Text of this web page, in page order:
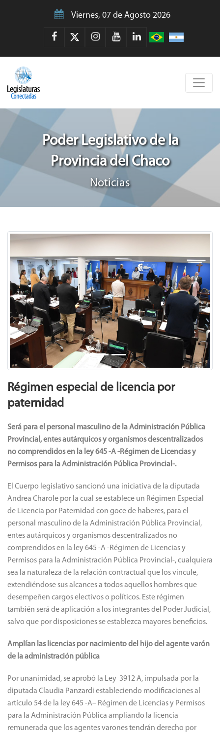
Viernes, 07 de Agosto 2026
Poder Legislativo de la
Provincia del Chaco
Noticias
Previous Next
Régimen especial de licencia por
paternidad
Será para el personal masculino de la Administración Pública
Provincial, entes autárquicos y organismos descentralizados
no comprendidos en la ley 645 -A -Régimen de Licencias y
Permisos para la Administración Pública Provincial-.
El Cuerpo legislativo sancionó una iniciativa de la diputada
Andrea Charole por la cual se establece un Régimen Especial
de Licencia por Paternidad con goce de haberes, para el
personal masculino de la Administración Pública Provincial,
entes autárquicos y organismos descentralizados no
comprendidos en la ley 645 -A -Régimen de Licencias y
Permisos para la Administración Pública Provincial-, cualquiera
sea la naturaleza de la relación contractual que los vincule,
extendiéndose sus alcances a todos aquellos hombres que
desempeñen cargos electivos o políticos. Este régimen
también será de aplicación a los integrantes del Poder Judicial,
salvo que por disposiciones se establezca mayores beneficios.
Amplían las licencias por nacimiento del hijo del agente varón
de la administración pública
Por unanimidad, se aprobó la Ley 3912 A, impulsada por la
diputada Claudia Panzardi estableciendo modificaciones al
artículo 54 de la ley 645 -A– Régimen de Licencias y Permisos
para la Administración Pública ampliando la licencia
remunerada que los agentes varones tendrán derecho por